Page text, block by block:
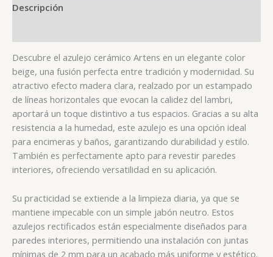
Descripción
Descubre el azulejo cerámico Artens en un elegante color
beige, una fusión perfecta entre tradición y modernidad. Su
atractivo efecto madera clara, realzado por un estampado
de líneas horizontales que evocan la calidez del lambri,
aportará un toque distintivo a tus espacios. Gracias a su alta
resistencia a la humedad, este azulejo es una opción ideal
para encimeras y baños, garantizando durabilidad y estilo.
También es perfectamente apto para revestir paredes
interiores, ofreciendo versatilidad en su aplicación.
Su practicidad se extiende a la limpieza diaria, ya que se
mantiene impecable con un simple jabón neutro. Estos
azulejos rectificados están especialmente diseñados para
paredes interiores, permitiendo una instalación con juntas
mínimas de 2 mm para un acabado más uniforme y estético.